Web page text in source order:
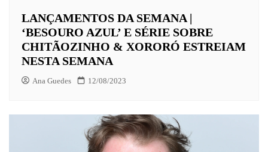
LANÇAMENTOS DA SEMANA |
‘BESOURO AZUL’ E SÉRIE SOBRE
CHITÃOZINHO & XORORÓ ESTREIAM
NESTA SEMANA
Ana Guedes 12/08/2023